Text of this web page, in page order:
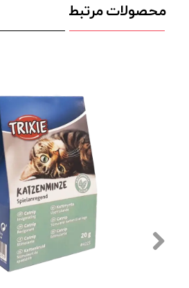
محصولات مرتبط